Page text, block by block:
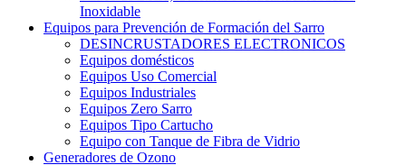
Inoxidable
Equipos para Prevención de Formación del Sarro
DESINCRUSTADORES ELECTRONICOS
Equipos domésticos
Equipos Uso Comercial
Equipos Industriales
Equipos Zero Sarro
Equipos Tipo Cartucho
Equipo con Tanque de Fibra de Vidrio
Generadores de Ozono